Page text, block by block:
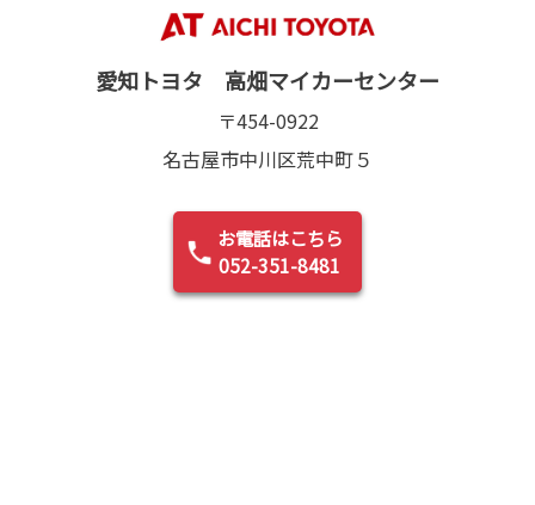
愛知トヨタ 高畑マイカーセンター
〒454-0922
名古屋市中川区荒中町５
お電話はこちら
052-351-8481